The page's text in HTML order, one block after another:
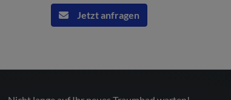
Jetzt anfragen